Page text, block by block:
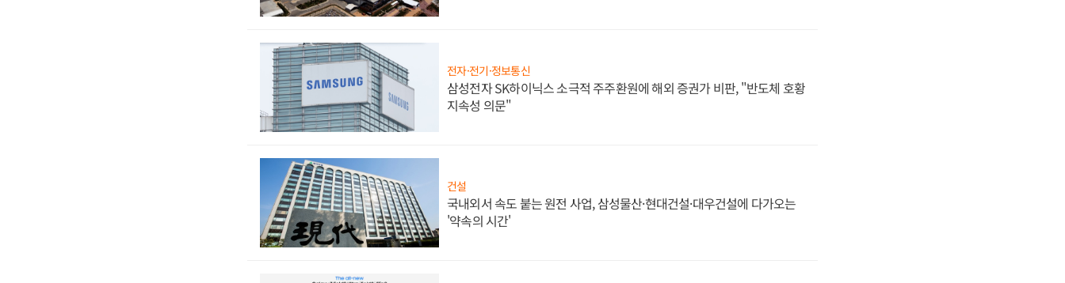
전자·전기·정보통신
삼성전자 SK하이닉스 소극적 주주환원에 해외 증권가 비판, "반도체 호황
지속성 의문"
건설
국내외서 속도 붙는 원전 사업, 삼성물산·현대건설·대우건설에 다가오는
'약속의 시간'